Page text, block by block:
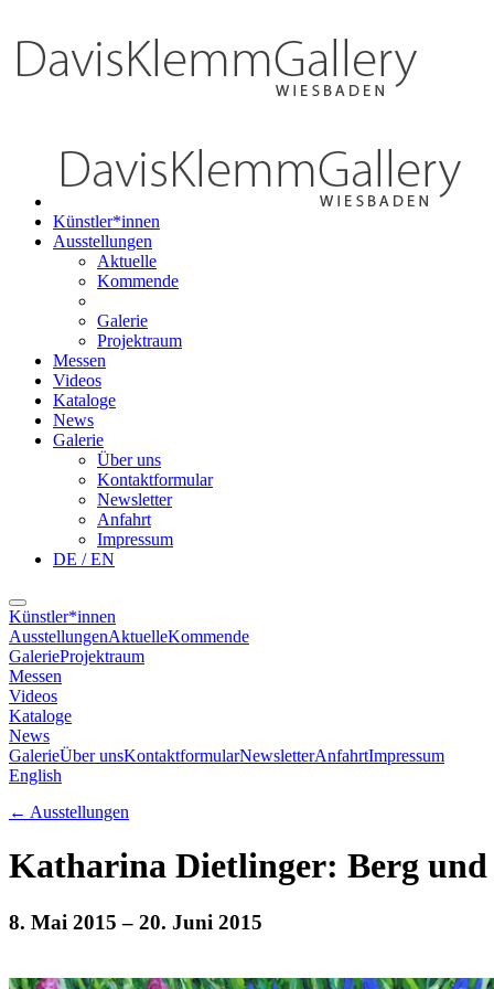
Künstler*innen
Ausstellungen
Aktuelle
Kommende
Galerie
Projektraum
Messen
Videos
Kataloge
News
Galerie
Über uns
Kontaktformular
Newsletter
Anfahrt
Impressum
DE / EN
Künstler*innen
AusstellungenAktuelleKommende
GalerieProjektraum
Messen
Videos
Kataloge
News
GalerieÜber unsKontaktformularNewsletterAnfahrtImpressum
English
← Ausstellungen
Katharina Dietlinger: Berg und
8. Mai 2015 – 20. Juni 2015